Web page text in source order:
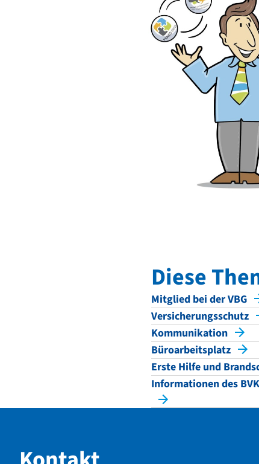
Diese
Mitglied bei der VBG
Versicherungsschutz
Kommunikation
Büroarbeitsplatz
Erste Hilfe und
Informationen des